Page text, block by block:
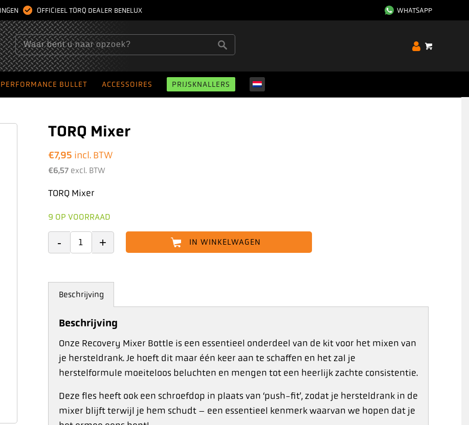
WHATSAPP
OFFICIEEL TORQ DEALER BENELUX
PERFORMANCE BULLET ACCESSOIRES PRIJSKNALLERS
TORQ Mixer
€7,95 incl. BTW
€6,57excl. BTW
TORQ Mixer
9 OP VOORRAAD
IN WINKELWAGEN
Beschrijving
Beschrijving
Onze Recovery Mixer Bottle is een essentieel onderdeel van de kit voor het mixen van
je hersteldrank. Je hoeft dit maar één keer aan te schaffen en het zal je
herstelformule moeiteloos beluchten en mengen tot een heerlijk zachte consistentie.
Deze fles heeft ook een schroefdop in plaats van ‘push-fit’, zodat je hersteldrank in de
mixer blijft terwijl je hem schudt – een essentieel kenmerk waarvan we hopen dat je